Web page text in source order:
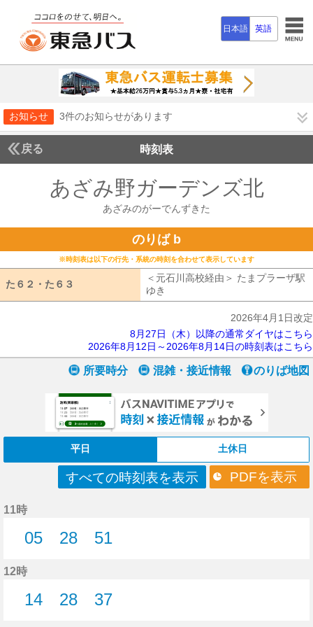
日本語 英語
お知らせ 3件のお知らせがあります
戻る 時刻表
あざみ野ガーデンズ北あざ
あざみのがーでんずきた
のりば b
※時刻表は以下の行先・系統の時刻を合わせて表示しています
た６２・た６３
＜元石川高校経由＞ たまプラーザ駅
ゆき
2026年4月1日改定
8月27日（木）以降の通常ダイヤはこちら
2026年8月12日～2026年8月14日の時刻表はこちら
所要時分 混雑・接近情報 のりば地図
平日 土休日
すべての時刻表を表示 PDFを表示
11時
05
28
51
12時
14
28
37